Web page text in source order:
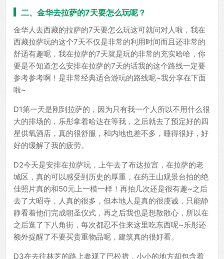
二、金华去拉萨的7天要怎么玩呢？
金华人去西藏的拉萨的7天要怎么玩这可就问对人啦，我在
西藏拉萨玩的这个7天不仅是非常的利用时间而且还非常的
舒适有趣呢，我在拉萨的7天就是玩的非常的充实哈哈，你
要是不知道怎么安排在拉萨的7天的话我的这个路线一定要
参考参考啊！是非常经典适合游玩的路线呢~我分享在下面
啦~
D1第一天是刚到拉萨的，因为只有我一个人所以不用什么很
大的排场的，乐彤拿着哈达在等我，之后就去了预定好的四
星供氧酒店，真的很舒服，和内地也差不多，睡得很好，好
好的缓解了我的疲劳。
D2今天是安排在拉萨玩，上午去了布达拉宫，在拉萨的老
城区，真的可以感受到历史的厚重，在药王山观景台拍的绝
佳照片真的和50元上一模一样！再拍几次还是很有趣~之后
去了大昭寺，人真的很多，但本地人是真的很虔诚，只能静
静看着他们完成朝圣仪式，再之后我也是想散散心，所以在
之后逛了下八角街，每次都忍不住来这里吃东西呢~乐彤还
额外提醒了不要买贵重物品呢，建筑真的很好看。
D3在去往林芝的路上参观了巴松措，小小的地方却包含着